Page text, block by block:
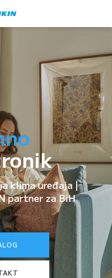
klima uređaja |
partner za BiH